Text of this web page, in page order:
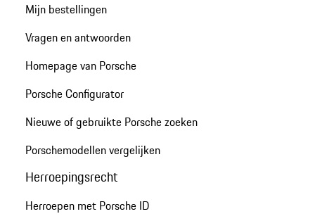
Mijn bestellingen
Vragen en antwoorden
Homepage van Porsche
Porsche Configurator
Nieuwe of gebruikte Porsche zoeken
Porschemodellen vergelijken
Herroepingsrecht
Herroepen met Porsche ID